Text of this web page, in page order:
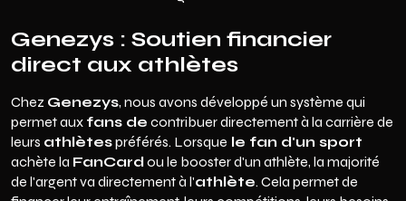
Genezys : Soutien financier
direct aux athlètes
Chez Genezys, nous avons développé un système qui
permet aux fans de contribuer directement à la carrière de
leurs athlètespréférés. Lorsque le fan d'un sport
achète la FanCardou le booster d'un athlète, la majorité
de l'argent va directement à l'athlète. Cela permet de